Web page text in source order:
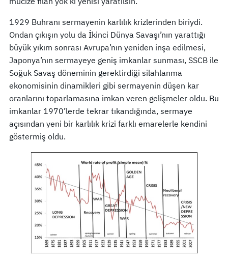
1929 Buhranı sermayenin karlılık krizlerinden biriydi.
Ondan çıkışın yolu da İkinci Dünya Savaşı’nın yarattığı
büyük yıkım sonrası Avrupa’nın yeniden inşa edilmesi,
Japonya’nın sermayeye geniş imkanlar sunması, SSCB ile
Soğuk Savaş döneminin gerektirdiği silahlanma
ekonomisinin dinamikleri gibi sermayenin düşen kar
oranlarını toparlamasına imkan veren gelişmeler oldu. Bu
imkanlar 1970’lerde tekrar tıkandığında, sermaye
açısından yeni bir karlılık krizi farklı emarelerle kendini
göstermiş oldu.